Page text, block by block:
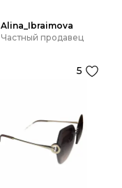
Alina_Ibraimova
Частный продавец
5